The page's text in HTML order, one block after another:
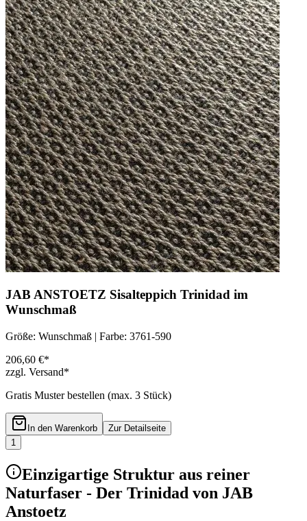
JAB ANSTOETZ Sisalteppich Trinidad im
Wunschmaß
Größe: Wunschmaß | Farbe: 3761-590
206,60 €*
zzgl. Versand*
Gratis Muster bestellen (max. 3 Stück)
In den Warenkorb
Zur Detailseite
1
Einzigartige Struktur aus reiner
Naturfaser - Der Trinidad von JAB
Anstoetz